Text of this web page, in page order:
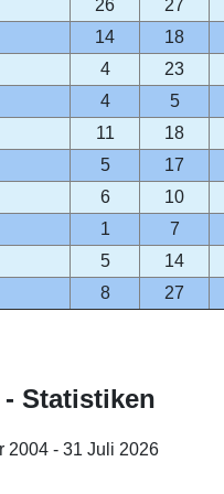
26 27
14 18
4 23
4 5
11 18
5 17
6 10
1 7
5 14
8 27
Statistiken
2004 - 31 Juli 2026